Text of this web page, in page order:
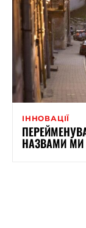
ІННОВАЦІЇ
НАЗВАМИ